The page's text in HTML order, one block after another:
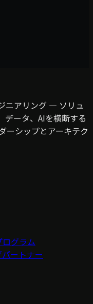
ニアリング — ソリュ
データ、AIを横断する
ーシップとアーキテク
グラム
ートナー